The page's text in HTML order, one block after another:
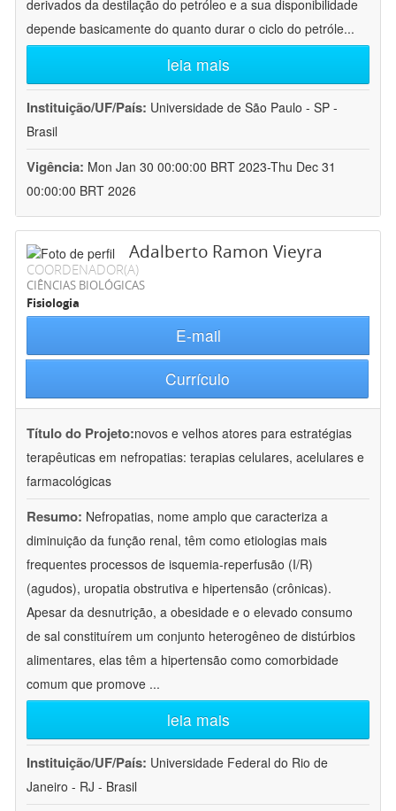
derivados da destilação do petróleo e a sua disponibilidade
depende basicamente do quanto durar o ciclo do petróle...
leia mais
Instituição/UF/País: Universidade de São Paulo - SP -
Brasil
Vigência: Mon Jan 30 00:00:00 BRT 2023-Thu Dec 31
00:00:00 BRT 2026
Adalberto Ramon Vieyra
COORDENADOR(A)
CIÊNCIAS BIOLÓGICAS
Fisiologia
E-mail
Currículo
Título do Projeto:novos e velhos atores para estratégias
terapêuticas em nefropatias: terapias celulares, acelulares e
farmacológicas
Resumo: Nefropatias, nome amplo que caracteriza a
diminuição da função renal, têm como etiologias mais
frequentes processos de isquemia-reperfusão (I/R)
(agudos), uropatia obstrutiva e hipertensão (crônicas).
Apesar da desnutrição, a obesidade e o elevado consumo
de sal constituírem um conjunto heterogêneo de distúrbios
alimentares, elas têm a hipertensão como comorbidade
comum que promove ...
leia mais
Instituição/UF/País: Universidade Federal do Rio de
Janeiro - RJ - Brasil